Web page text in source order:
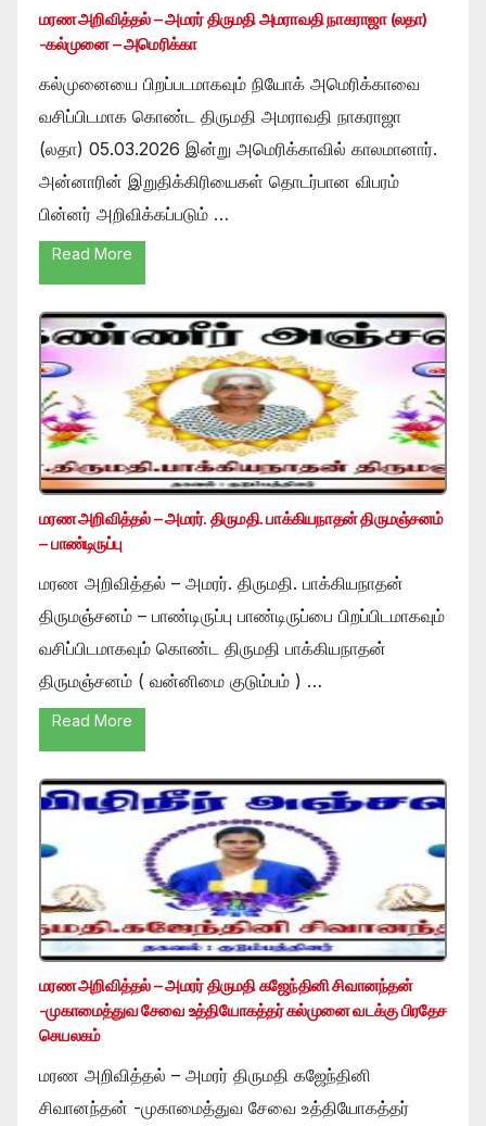
மரண அறிவித்தல் – அமரர் திருமதி அமராவதி நாகராஜா (லதா)
-கல்முனை – அமெரிக்கா
கல்முனையை பிறப்படமாகவும் நியோக் அமெரிக்காவை
வசிப்பிடமாக கொண்ட திருமதி அமராவதி நாகராஜா
(லதா) 05.03.2026 இன்று அமெரிக்காவில் காலமானார்.
அன்னாரின் இறுதிக்கிரியைகள் தொடர்பான விபரம்
பின்னர் அறிவிக்கப்படும் …
Read More
மரண அறிவித்தல் – அமரர். திருமதி. பாக்கியநாதன் திருமஞ்சனம்
– பாண்டிருப்பு
மரண அறிவித்தல் – அமரர். திருமதி. பாக்கியநாதன்
திருமஞ்சனம் – பாண்டிருப்பு பாண்டிருப்பை பிறப்பிடமாகவும்
வசிப்பிடமாகவும் கொண்ட திருமதி பாக்கியநாதன்
திருமஞ்சனம் ( வன்னிமை குடும்பம் ) …
Read More
மரண அறிவித்தல் – அமரர் திருமதி கஜேந்தினி சிவானந்தன்
-முகாமைத்துவ சேவை உத்தியோகத்தர் கல்முனை வடக்கு பிரதேச
செயலகம்
மரண அறிவித்தல் – அமரர் திருமதி கஜேந்தினி
சிவானந்தன் -முகாமைத்துவ சேவை உத்தியோகத்தர்